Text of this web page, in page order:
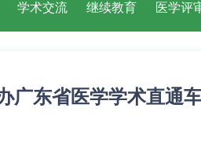
学术交流 继续教育 医学评
广东省医学学术直通